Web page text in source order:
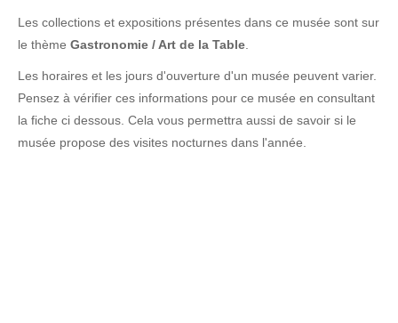
Les collections et expositions présentes dans ce musée sont sur
le thème Gastronomie / Art de la Table
Les horaires et les jours d'ouverture d'un musée peuvent varier.
Pensez à vérifier ces informations pour ce musée en consultant
la fiche ci dessous. Cela vous permettra aussi de savoir si le
musée propose des visites nocturnes dans l'année.